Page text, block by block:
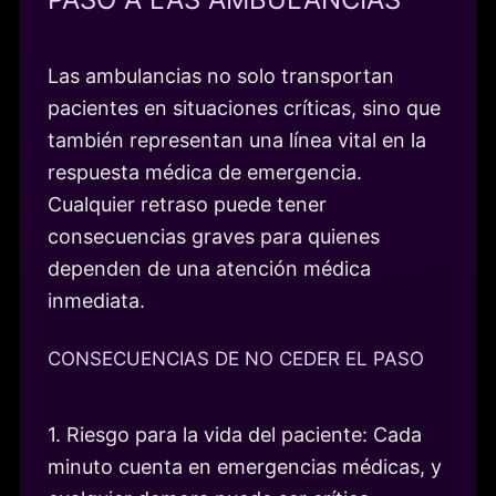
Las ambulancias no solo transportan
pacientes en situaciones críticas, sino que
también representan una línea vital en la
respuesta médica de emergencia.
Cualquier retraso puede tener
consecuencias graves para quienes
dependen de una atención médica
inmediata.
CONSECUENCIAS DE NO CEDER EL PASO
1. Riesgo para la vida del paciente: Cada
minuto cuenta en emergencias médicas, y